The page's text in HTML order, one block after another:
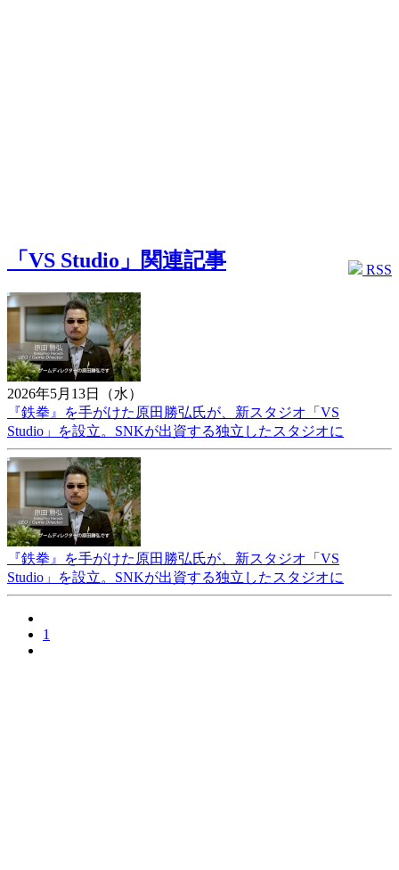
RSS
「VS Studio」関連記事
2026年5月13日（水）
『鉄拳』を手がけた原田勝弘氏が、新スタジオ「VS
Studio」を設立。SNKが出資する独立したスタジオに
『鉄拳』を手がけた原田勝弘氏が、新スタジオ「VS
Studio」を設立。SNKが出資する独立したスタジオに
1